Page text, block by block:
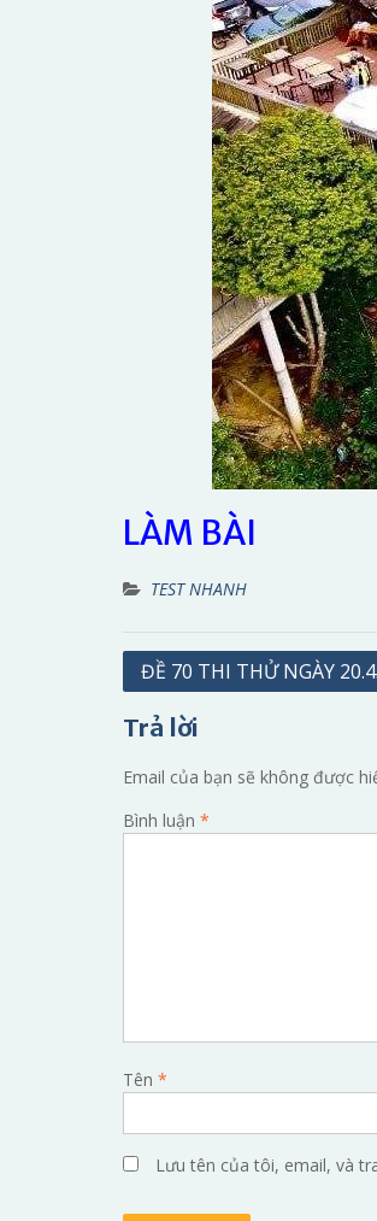
LÀM BÀI
TEST NHANH
Điều
bài
viết
ĐỀ 70 THI THỬ NGÀY
Trả lời
Email của bạn sẽ không được
Bình luận *
Tên *
Lưu tên của tôi, email, và